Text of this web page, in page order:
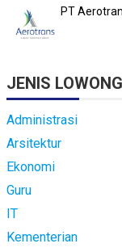
PT
JENIS
Administrasi
Arsitektur
Ekonomi
Guru
IT
Kementerian